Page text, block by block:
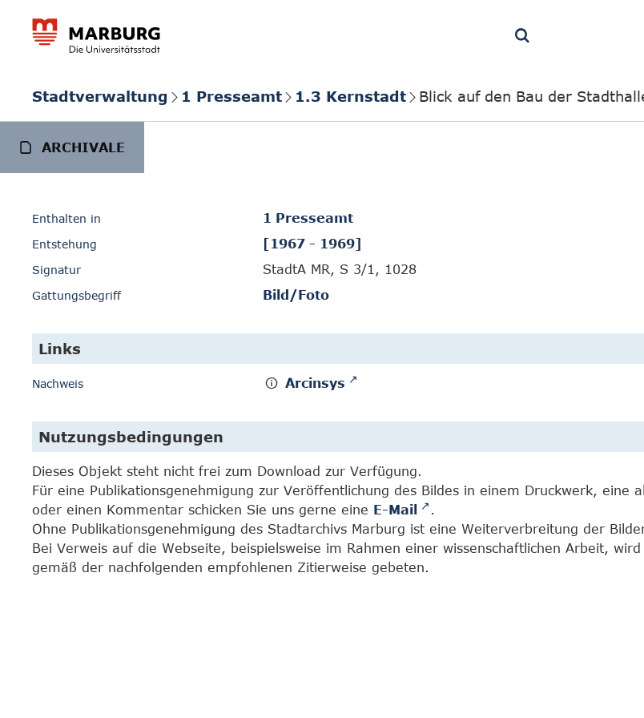
Stadtverwaltung 1 Presseamt 1.3 Kernstadt Blick auf den Bau der
ARCHIVALE
Enthalten in 1 Presseamt
Entstehung [1967 - 1969]
Signatur StadtA MR, S 3/1, 1028
Gattungsbegriff Bild/Foto
Links
Nachweis Arcinsys
Nutzungsbedingungen
Dieses Objekt steht nicht frei zum Download zur Verfügung.
Für eine Publikationsgenehmigung zur Veröffentlichung des Bildes in einem Druckwerk, eine
oder einen Kommentar schicken Sie uns gerne eine E-Mail
.
Ohne Publikationsgenehmigung des Stadtarchivs Marburg ist eine Weiterverbreitung der
Bei Verweis auf die Webseite, beispielsweise im Rahmen einer wissenschaftlichen Arbeit,
gemäß der nachfolgenden empfohlenen Zitierweise gebeten.